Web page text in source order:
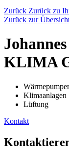
Zurück Zurück zu
Zurück zur
KLIMA
Klimaanlagen
Lüftung
Kontakt